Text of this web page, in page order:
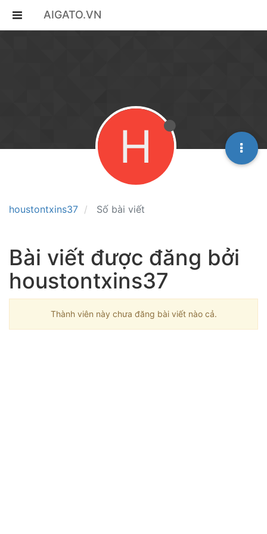
AIGATO.VN
houstontxins37 Số bài viết
H
Bài viết được đăng bởi
houstontxins37
Thành viên này chưa đăng bài viết nào cả.